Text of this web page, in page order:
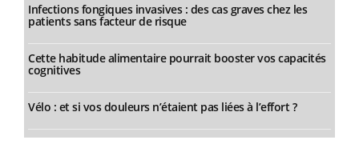
Infections fongiques invasives : des cas graves chez les
patients sans facteur de risque
Cette habitude alimentaire pourrait booster vos capacités
cognitives
Vélo : et si vos douleurs n’étaient pas liées à l’effort ?